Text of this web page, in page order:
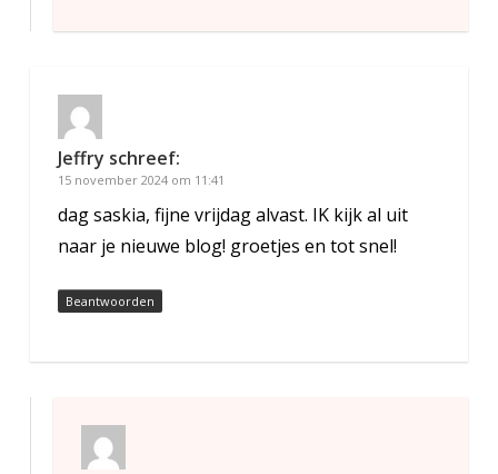
Jeffry schreef:
15 november 2024 om 11:41
dag saskia, fijne vrijdag alvast. IK kijk al uit
naar je nieuwe blog! groetjes en tot snel!
Beantwoorden